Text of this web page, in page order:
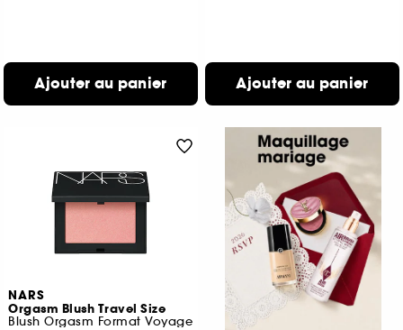
Ajouter au panier Ajouter au panier
NARS
Orgasm Blush Travel Size
Blush Orgasm Format Voyage